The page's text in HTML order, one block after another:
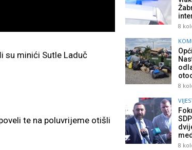
su minići Sutle Laduč
te na poluvrijeme otišli
8
8
8